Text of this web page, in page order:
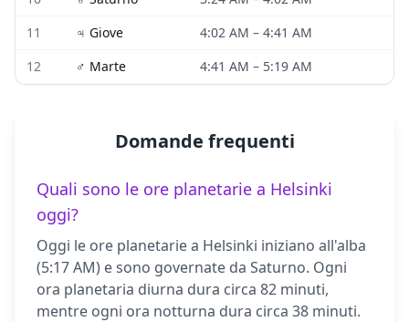
11
♃ Giove 4:02 AM – 4:41 AM
12
♂ Marte 4:41 AM – 5:19 AM
Domande frequenti
Quali sono le ore planetarie a Helsinki
oggi?
Oggi le ore planetarie a Helsinki iniziano all'alba
(5:17 AM) e sono governate da Saturno. Ogni
ora planetaria diurna dura circa 82 minuti,
mentre ogni ora notturna dura circa 38 minuti.